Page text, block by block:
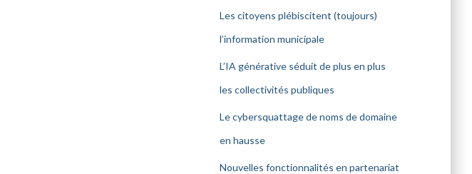
Les citoyens plébiscitent (toujours)
l’information municipale
L’IA générative séduit de plus en plus
les collectivités publiques
Le cybersquattage de noms de domaine
en hausse
Nouvelles fonctionnalités en partenariat